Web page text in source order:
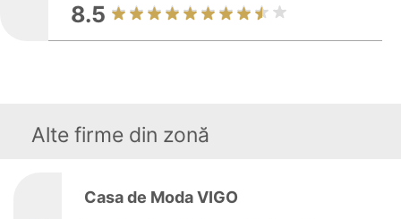
8.5
Alte firme din zonă
Casa de Moda VIGO